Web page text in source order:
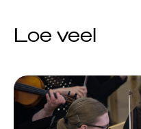
Loe veel